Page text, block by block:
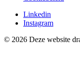
Linkedin
Instagram
© 2026 Deze website